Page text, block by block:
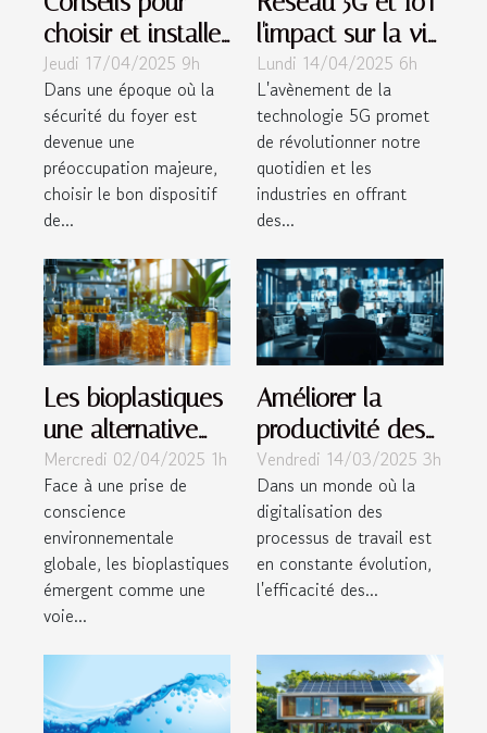
choisir et installer
des dispositifs de
surveillance à
domicile
Jeudi 17/04/2025 9h
Dans une époque où la
sécurité du foyer est
devenue une
préoccupation majeure,
choisir le bon dispositif
de...
l'impact sur la vie
quotidienne et les
industries dans
les années à
venir
Lundi 14/04/2025 6h
L'avènement de la
technologie 5G promet
de révolutionner notre
quotidien et les
industries en offrant
des...
Les bioplastiques
une alternative
durable aux
plastiques
traditionnels
Mercredi 02/04/2025 1h
Face à une prise de
conscience
environnementale
globale, les bioplastiques
émergent comme une
voie...
Améliorer la
productivité des
réunions en ligne
grâce à des
outils innovants
Vendredi 14/03/2025 3h
Dans un monde où la
digitalisation des
processus de travail est
en constante évolution,
l'efficacité des...